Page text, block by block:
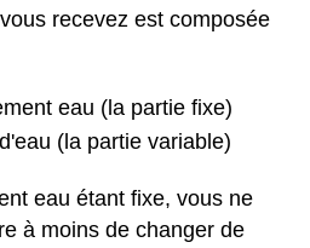
recevez est composée
eau (la partie fixe)
(la partie variable)
eau étant fixe, vous ne
à moins de changer de